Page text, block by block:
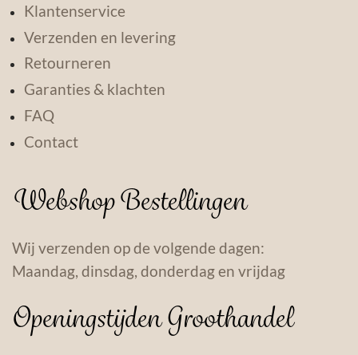
Klantenservice
Verzenden en levering
Retourneren
Garanties & klachten
FAQ
Contact
Webshop Bestellingen
Wij verzenden op de volgende dagen:
Maandag, dinsdag, donderdag en vrijdag
Openingstijden Groothandel